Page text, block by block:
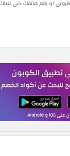
او رقم هاتفك حتى